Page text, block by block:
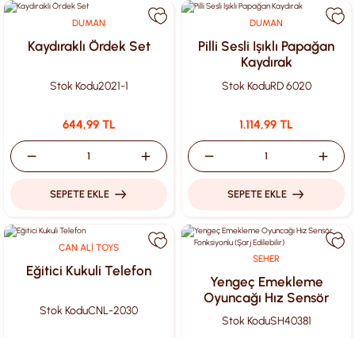
DUMAN
Kaydıraklı Ördek Set
Stok Kodu2021-1
644,99 TL
SEPETE EKLE
DUMAN
Pilli Sesli Işıklı Papağan
Kaydırak
Stok KoduRD 6020
1.114,99 TL
SEPETE EKLE
CAN ALİ TOYS
Eğitici Kukuli Telefon
Stok KoduCNL-2030
SEHER
Yengeç Emekleme
Oyuncağı Hız Sensör
Fonksiyonlu (Şarj
Edilebilir)
Stok KoduSH40381